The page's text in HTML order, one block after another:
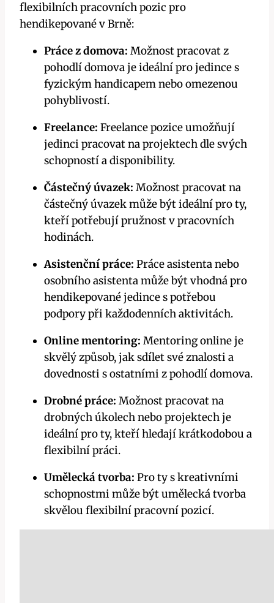
flexibilních pracovních pozic pro
hendikepované v Brně:
Práce z domova: Možnost pracovat z
pohodlí domova je ideální pro jedince s
fyzickým handicapem nebo omezenou
pohyblivostí.
Freelance: Freelance pozice umožňují
jedinci pracovat na projektech dle svých
schopností a disponibility.
Částečný úvazek: Možnost pracovat na
částečný úvazek může být ideální pro ty,
kteří potřebují pružnost v pracovních
hodinách.
Asistenční práce: Práce asistenta nebo
osobního asistenta může být vhodná pro
hendikepované jedince s potřebou
podpory při každodenních aktivitách.
Online mentoring: Mentoring online je
skvělý způsob, jak sdílet své znalosti a
dovednosti s ostatními z pohodlí domova.
Drobné práce: Možnost pracovat na
drobných úkolech nebo projektech je
ideální pro ty, kteří hledají krátkodobou a
flexibilní práci.
Umělecká tvorba: Pro ty s kreativními
schopnostmi může být umělecká tvorba
skvělou flexibilní pracovní pozicí.